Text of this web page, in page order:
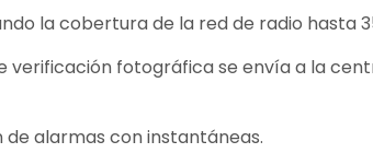
la cobertura de la red de radio hasta
verificación fotográfica se envía a la
alarmas con instantáneas.